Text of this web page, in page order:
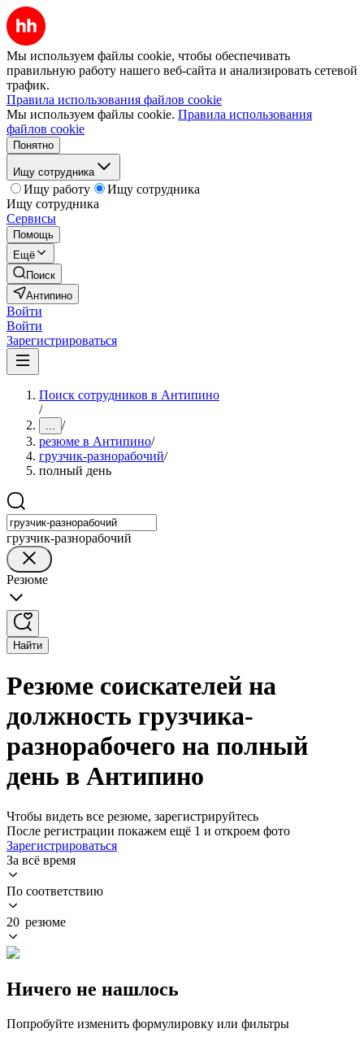
Мы используем файлы cookie, чтобы обеспечивать
правильную работу нашего веб-сайта и анализировать сетевой
трафик.
Правила использования файлов cookie
Мы используем файлы cookie. Правила использования
файлов cookie
Понятно
Ищу сотрудника
Ищу работу
Ищу сотрудника
Ищу сотрудника
Сервисы
Помощь
Ещё
Поиск
Антипино
Войти
Войти
Зарегистрироваться
Поиск сотрудников в Антипино
/
... /
резюме в Антипино/
грузчик-разнорабочий/
полный день
грузчик-разнорабочий
Резюме
Найти
Резюме соискателей на
должность грузчика-
разнорабочего на полный
день в Антипино
Чтобы видеть все резюме, зарегистрируйтесь
После регистрации покажем ещё 1 и откроем фото
Зарегистрироваться
За всё время
По соответствию
20 резюме
Ничего не нашлось
Попробуйте изменить формулировку или фильтры